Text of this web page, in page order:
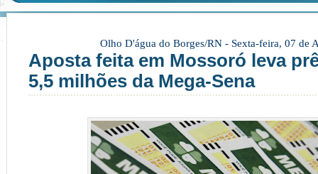
Olho D'água do Borges/RN - Sexta-feira, 07 de
Aposta feita em Mossoró leva
5,5 milhões da Mega-Sena